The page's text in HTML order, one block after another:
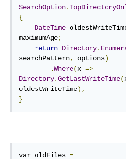
SearchOption.
{
DateTime
maximumAge;
return Directory.
searchPattern, options)
.Where(x =>
Directory.GetLastWriteTime(
oldestWriteTime);
}
var oldFiles =